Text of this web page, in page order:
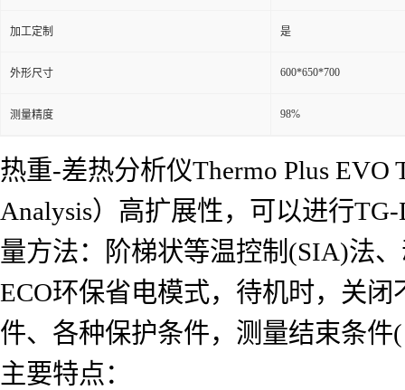
加工定制 是
外形尺寸 600*650*700
测量精度 98%
热重-差热分析仪Thermo Plus EVO
Analysis）高扩展性，可以进行
量方法：阶梯状等温控制(SIA)法
ECO环保省电模式，待机时，关
件、各种保护条件，测量结束条件
主要特点：